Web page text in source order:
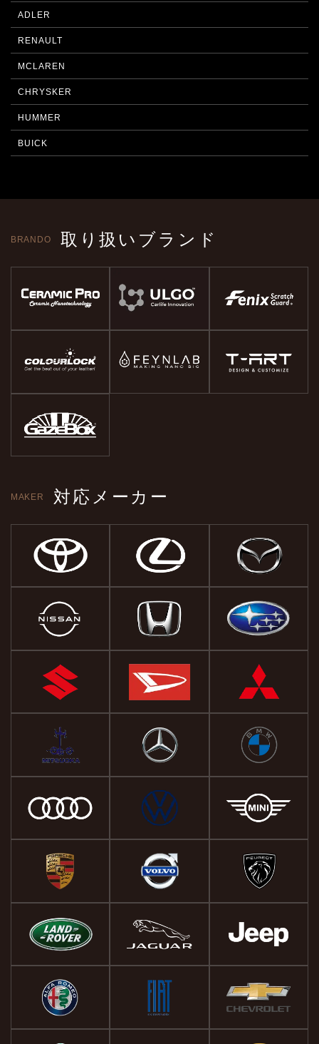
ADLER
RENAULT
MCLAREN
CHRYSKER
HUMMER
BUICK
BRANDO 取り扱いブランド
MAKER 対応メーカー